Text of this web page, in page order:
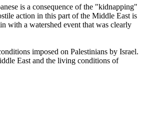
is a consequence of the "kidnapping"
action in this part of the Middle East is
with a watershed event that was clearly
imposed on Palestinians by Israel.
East and the living conditions of